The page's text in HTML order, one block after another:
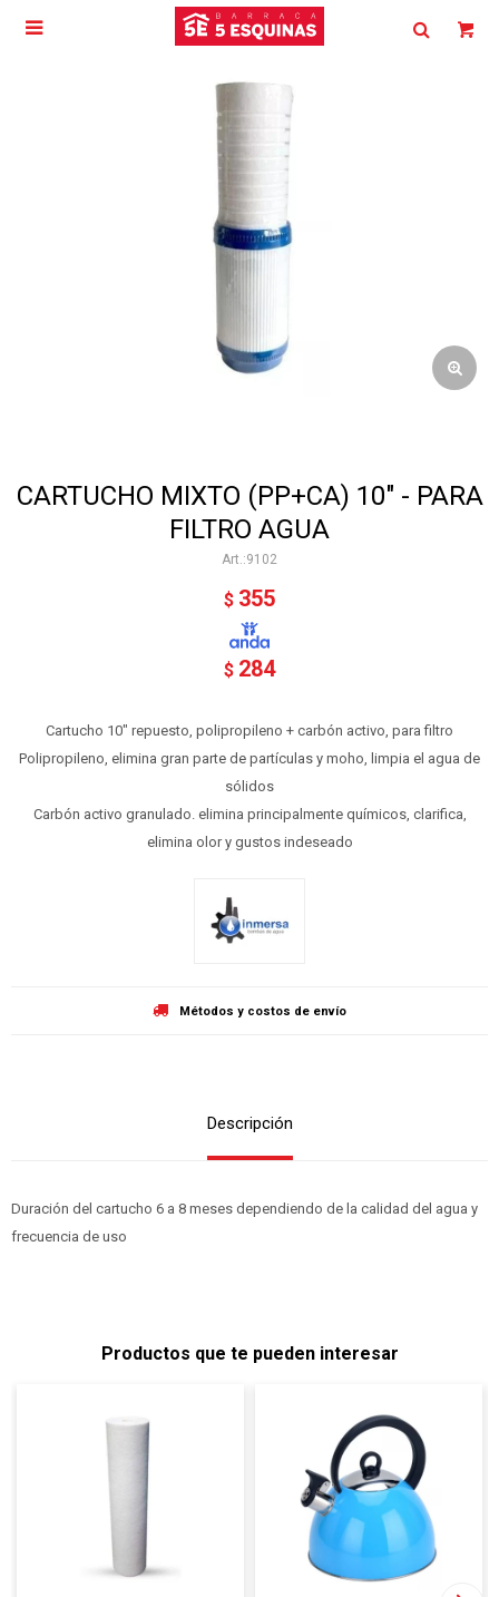

CARTUCHO MIXTO (PP+CA) 10" - PARA
FILTRO AGUA
9102
$ 355
$ 284
Cartucho 10" repuesto, polipropileno + carbón activo, para filtro
Polipropileno, elimina gran parte de partículas y moho, limpia el agua de
sólidos
Carbón activo granulado. elimina principalmente químicos, clarifica,
elimina olor y gustos indeseado
Métodos y costos de envío
Descripción
Duración del cartucho 6 a 8 meses dependiendo de la calidad del agua y
frecuencia de uso
Productos que te pueden interesar